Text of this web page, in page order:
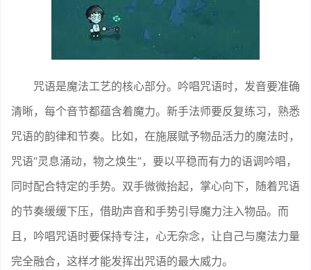
咒语是魔法工艺的核心部分。吟唱咒语时，发音要准确
清晰，每个音节都蕴含着魔力。新手法师要反复练习，熟悉
咒语的韵律和节奏。比如，在施展赋予物品活力的魔法时，
咒语“灵息涌动，物之焕生”，要以平稳而有力的语调吟唱，
同时配合特定的手势。双手微微抬起，掌心向下，随着咒语
的节奏缓缓下压，借助声音和手势引导魔力注入物品。而
且，吟唱咒语时要保持专注，心无杂念，让自己与魔法力量
完全融合，这样才能发挥出咒语的最大威力。